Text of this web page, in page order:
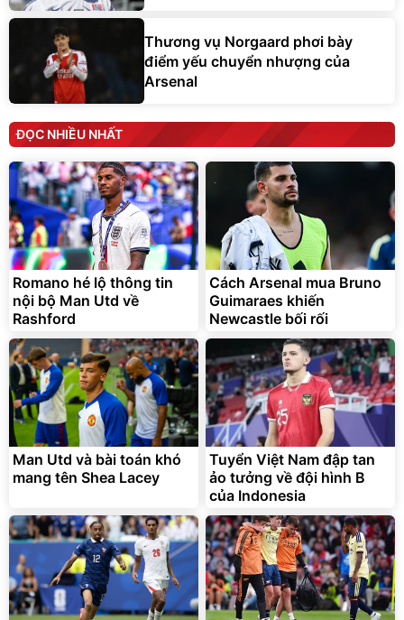
Thương vụ Norgaard phơi bày
điểm yếu chuyển nhượng của
Arsenal
ĐỌC NHIỀU NHẤT
Romano hé lộ thông tin
nội bộ Man Utd về
Rashford
Cách Arsenal mua Bruno
Guimaraes khiến
Newcastle bối rối
Man Utd và bài toán khó
mang tên Shea Lacey
Tuyển Việt Nam đập tan
ảo tưởng về đội hình B
của Indonesia